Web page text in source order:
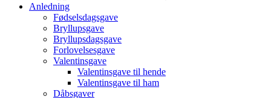
Anledning
Fødselsdagsgave
Bryllupsgave
Bryllupsdagsgave
Forlovelsesgave
Valentinsgave
Valentinsgave til hende
Valentinsgave til ham
Dåbsgaver